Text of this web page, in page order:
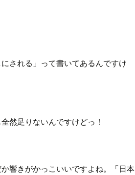
される」って書いてあるんですけ
然足りないんですけどっ！
響きがかっこいいですよね。「日本